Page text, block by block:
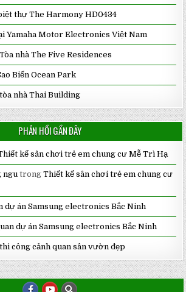
thự The Harmony HD0434
Yamaha Motor Electronics Việt Nam
nhà The Five Residences
Biển Ocean Park
nhà Thai Building
PHẢN HỒI GẦN ĐÂY
kế sân chơi trẻ em chung cư Mễ Trì Hạ
ngu trongThiết kế sân chơi trẻ em chung cư
dự án Samsung electronics Bắc Ninh
dự án Samsung electronics Bắc Ninh
công cảnh quan sân vườn đẹp